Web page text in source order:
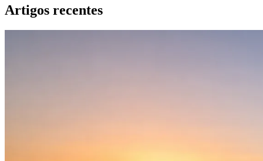
Artigos recentes